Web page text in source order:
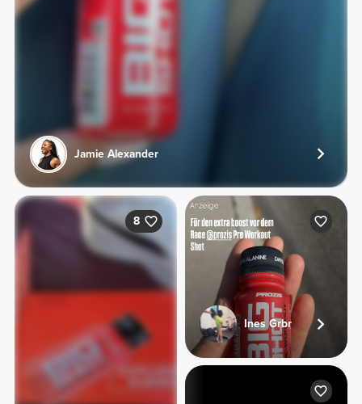
Jamie Alexander
8
Ines Grbr